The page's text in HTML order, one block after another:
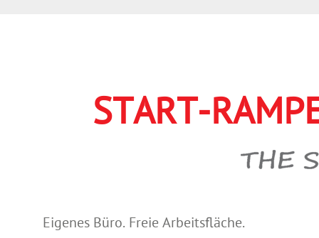
START-
Eigenes Büro. Freie Arbeitsfläche.